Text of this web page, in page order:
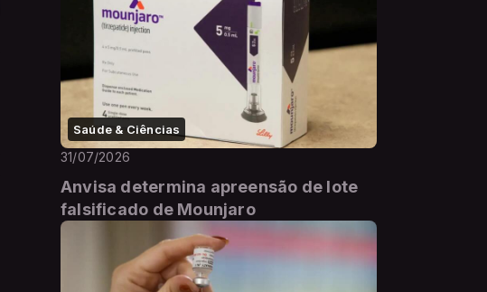
Saúde & Ciências
31/07/2026
Anvisa determina apreensão de lote
falsificado de Mounjaro